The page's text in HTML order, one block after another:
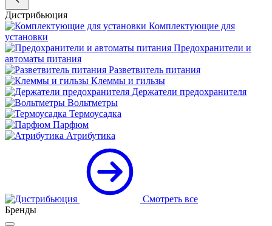
Дистрибьюция
Комплектующие для
установки
Предохранители и
автоматы питания
Разветвитель питания
Клеммы и гильзы
Держатели предохранителя
Вольтметры
Термоусадка
Парфюм
Атрибутика
Смотреть все
Бренды